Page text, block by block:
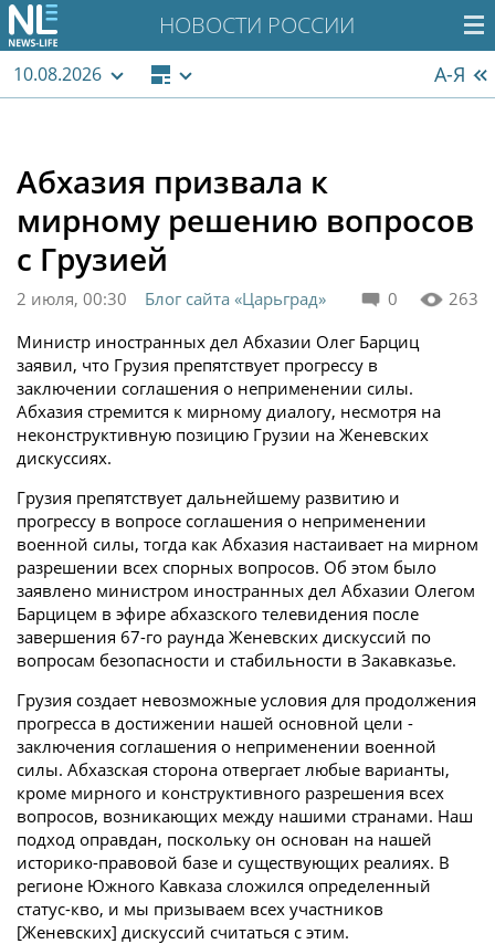
НОВОСТИ РОССИИ
10.08.2026 А-Я
Абхазия призвала к
мирному решению вопросов
с Грузией
0 263
2 июля, 00:30
Блог сайта «Царьград»
Министр иностранных дел Абхазии Олег Барциц
заявил, что Грузия препятствует прогрессу в
заключении соглашения о неприменении силы.
Абхазия стремится к мирному диалогу, несмотря на
неконструктивную позицию Грузии на Женевских
дискуссиях.
Грузия препятствует дальнейшему развитию и
прогрессу в вопросе соглашения о неприменении
военной силы, тогда как Абхазия настаивает на мирном
разрешении всех спорных вопросов. Об этом было
заявлено министром иностранных дел Абхазии Олегом
Барцицем в эфире абхазского телевидения после
завершения 67-го раунда Женевских дискуссий по
вопросам безопасности и стабильности в Закавказье.
Грузия создает невозможные условия для продолжения
прогресса в достижении нашей основной цели -
заключения соглашения о неприменении военной
силы. Абхазская сторона отвергает любые варианты,
кроме мирного и конструктивного разрешения всех
вопросов, возникающих между нашими странами. Наш
подход оправдан, поскольку он основан на нашей
историко-правовой базе и существующих реалиях. В
регионе Южного Кавказа сложился определенный
статус-кво, и мы призываем всех участников
[Женевских] дискуссий считаться с этим.